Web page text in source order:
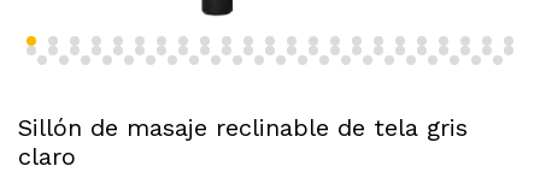
Sillón de masaje reclinable de tela gris
claro